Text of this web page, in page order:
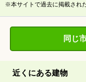
※本サイトで過去に掲載され
同じ
近くにある建物